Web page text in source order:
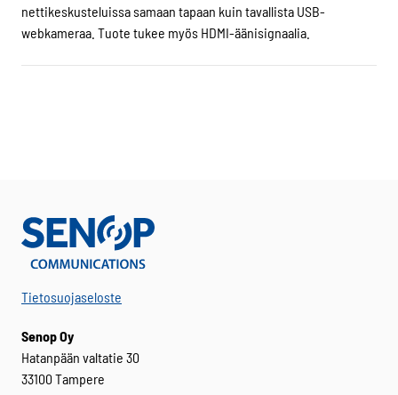
nettikeskusteluissa samaan tapaan kuin tavallista USB-
webkameraa. Tuote tukee myös HDMI-äänisignaalia.
Tietosuojaseloste
Senop Oy
Hatanpään valtatie 30
33100 Tampere